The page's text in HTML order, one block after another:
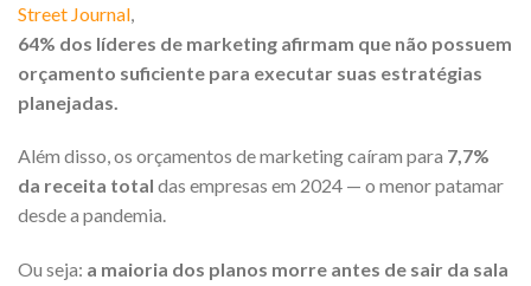
Street Journal
64% dos líderes de marketing afirmam que não possuem
orçamento suficiente para executar suas estratégias
planejadas.
Além disso, os orçamentos de marketing caíram para 7,7%
da receita total das empresas em 2024 — o menor patamar
desde a pandemia.
Ou seja: a maioria dos planos morre antes de sair da sala